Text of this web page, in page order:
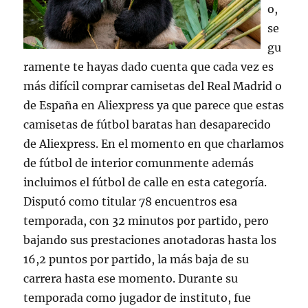
o,
se
gu
ramente te hayas dado cuenta que cada vez es
más difícil comprar camisetas del Real Madrid o
de España en Aliexpress ya que parece que estas
camisetas de fútbol baratas han desaparecido
de Aliexpress. En el momento en que charlamos
de fútbol de interior comunmente además
incluimos el fútbol de calle en esta categoría.
Disputó como titular 78 encuentros esa
temporada, con 32 minutos por partido, pero
bajando sus prestaciones anotadoras hasta los
16,2 puntos por partido, la más baja de su
carrera hasta ese momento. Durante su
temporada como jugador de instituto, fue